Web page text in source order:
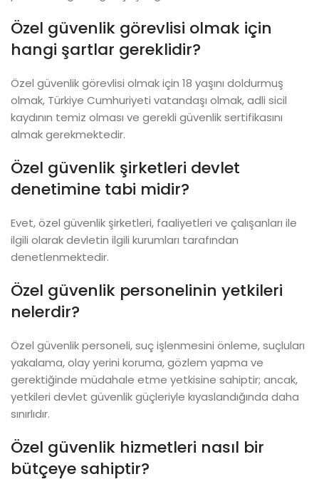
Özel güvenlik görevlisi olmak için
hangi şartlar gereklidir?
Özel güvenlik görevlisi olmak için 18 yaşını doldurmuş
olmak, Türkiye Cumhuriyeti vatandaşı olmak, adli sicil
kaydının temiz olması ve gerekli güvenlik sertifikasını
almak gerekmektedir.
Özel güvenlik şirketleri devlet
denetimine tabi midir?
Evet, özel güvenlik şirketleri, faaliyetleri ve çalışanları ile
ilgili olarak devletin ilgili kurumları tarafından
denetlenmektedir.
Özel güvenlik personelinin yetkileri
nelerdir?
Özel güvenlik personeli, suç işlenmesini önleme, suçluları
yakalama, olay yerini koruma, gözlem yapma ve
gerektiğinde müdahale etme yetkisine sahiptir; ancak,
yetkileri devlet güvenlik güçleriyle kıyaslandığında daha
sınırlıdır.
Özel güvenlik hizmetleri nasıl bir
bütçeye sahiptir?